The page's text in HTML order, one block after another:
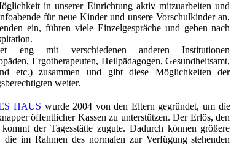
in unserer Einrichtung aktiv mitzuarbeiten und
für neue Kinder und unsere Vorschulkinder an,
ein, führen viele Einzelgespräche und geben nach
eng mit verschiedenen anderen Institutionen
Ergotherapeuten, Heilpädagogen, Gesundheitsamt,
etc.) zusammen und gibt diese Möglichkeiten der
weiter.
HAUS wurde 2004 von den Eltern gegründet, um die
öffentlicher Kassen zu unterstützen. Der Erlös, den
der Tagesstätte zugute. Dadurch können größere
die im Rahmen des normalen zur Verfügung stehenden